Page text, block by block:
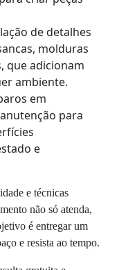
de detalhes
molduras
que adicionam
ambiente.
em
para
e
e técnicas
não só atenda,
é entregar um
e resista ao tempo.